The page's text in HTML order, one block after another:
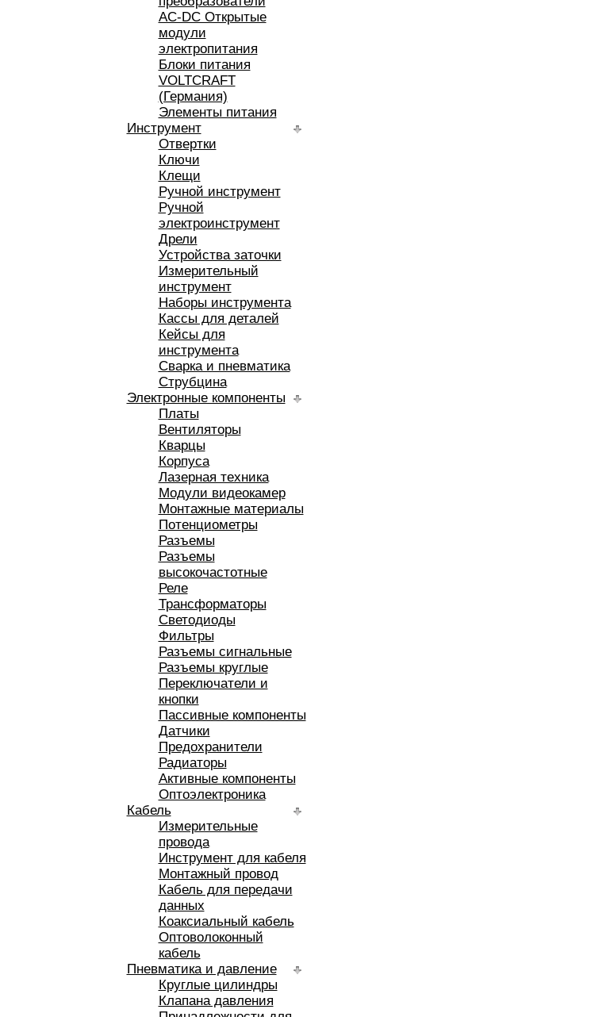
AC-DC Открытые
модули
электропитания
Блоки питания
VOLTCRAFT
(Германия)
Элементы питания
Инструмент
Отвертки
Ключи
Клещи
Ручной инструмент
Ручной
электроинструмент
Дрели
Устройства заточки
Измерительный
инструмент
Наборы инструмента
Кассы для деталей
Кейсы для
инструмента
Сварка и пневматика
Струбцина
Электронные компоненты
Платы
Вентиляторы
Кварцы
Корпуса
Лазерная техника
Модули видеокамер
Монтажные материалы
Потенциометры
Разъемы
Разъемы
высокочастотные
Реле
Трансформаторы
Светодиоды
Фильтры
Разъемы сигнальные
Разъемы круглые
Переключатели и
кнопки
Пассивные компоненты
Датчики
Предохранители
Радиаторы
Активные компоненты
Оптоэлектроника
Кабель
Измерительные
провода
Инструмент для кабеля
Монтажный провод
Кабель для передачи
данных
Коаксиальный кабель
Оптоволоконный
кабель
Пневматика и давление
Круглые цилиндры
Клапана давления